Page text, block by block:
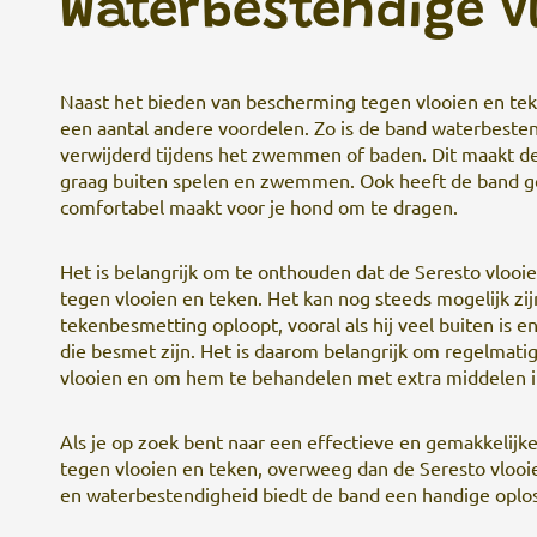
Waterbestendige
Naast het bieden van bescherming tegen vlooien en
een aantal andere voordelen. Zo is de band
verwijderd tijdens het zwemmen of baden. Dit maakt
graag buiten spelen en zwemmen. Ook heeft de band
comfortabel maakt voor je hond om te dragen.
Het is belangrijk om te onthouden dat de Seresto
tegen vlooien en teken. Het kan nog steeds mogelijk
tekenbesmetting oploopt, vooral als hij veel buiten is
die besmet zijn. Het is daarom belangrijk om
vlooien en om hem te behandelen met extra middelen
Als je op zoek bent naar een effectieve en
tegen vlooien en teken, overweeg dan de Seresto
en waterbestendigheid biedt de band een handige